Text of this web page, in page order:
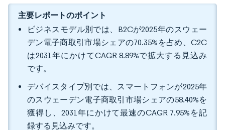
主要レポートのポイント
ビジネスモデル別では、B2Cが2025年のスウェー
デン電子商取引市場シェアの70.35%を占め、C2C
は2031年にかけてCAGR 8.89%で拡大する見込み
です。
デバイスタイプ別では、スマートフォンが2025年
のスウェーデン電子商取引市場シェアの58.40%を
獲得し、2031年にかけて最速のCAGR 7.95%を記
録する見込みです。